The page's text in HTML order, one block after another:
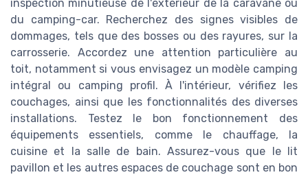
inspection minutieuse de l'extérieur de la caravane ou
du camping-car. Recherchez des signes visibles de
dommages, tels que des bosses ou des rayures, sur la
carrosserie. Accordez une attention particulière au
toit, notamment si vous envisagez un modèle camping
intégral ou camping profil. À l'intérieur, vérifiez les
couchages, ainsi que les fonctionnalités des diverses
installations. Testez le bon fonctionnement des
équipements essentiels, comme le chauffage, la
cuisine et la salle de bain. Assurez-vous que le lit
pavillon et les autres espaces de couchage sont en bon